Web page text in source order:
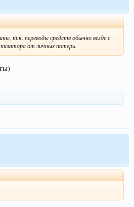
т.к. переводы средств обычно везде с
от личных потерь.